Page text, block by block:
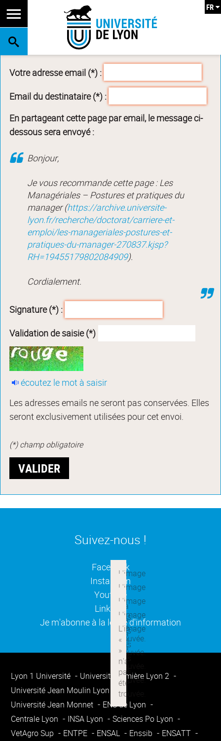
RECHERCHE
FR
Votre adresse email (*) :
Email du destinataire (*) :
En partageant cette page par email, le message ci-
dessous sera envoyé :
Bonjour,
Je vous recommande cette page : Les
Managériales – Postures et pratiques du
manager (https://archive.universite-
lyon.fr/recherche/doctorat/carriere-et-
emploi/les-manageriales-postures-et-
pratiques-du-manager-270837.kjsp?
RH=19455179802084909).
Cordialement.
Signature (*) :
Validation de saisie (*)
écoutez le mot à saisir
Les adresses emails ne seront pas conservées. Elles
seront exclusivement utilisées pour cet envoi.
(*) champ obligatoire
Suivez-nous !
Facebook(ouverture dans une
Instagram(ouverture dans une
Youtube(ouverture dans une
Linkedin
(ouverture dans une
Je m'abonne à la lettre d'information
(ouverture dans une
Lyon 1 Université
Université Lumière Lyon 2
Université Jean Moulin Lyon 3
Université Jean Monnet
ENS de Lyon
Centrale Lyon
INSA Lyon
Sciences Po Lyon
VetAgro Sup
ENTPE ENSAL Enssib
ENSATT